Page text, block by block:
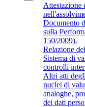
Attestazione
Documento
sulla
150/2009).
Relazione
Sistema di
controlli
Altri atti
nuclei di
analoghe,
dei dati